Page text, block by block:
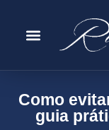
Como
guia